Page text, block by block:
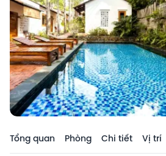
Tổng quan Phòng Chi tiết Vị trí